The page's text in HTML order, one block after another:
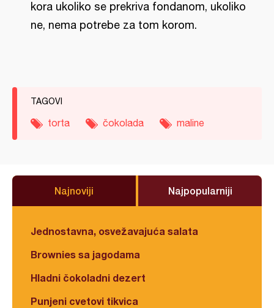
kora ukoliko se prekriva fondanom, ukoliko
ne, nema potrebe za tom korom.
TAGOVI
torta čokolada maline
Najnoviji Najpopularniji
Jednostavna, osvežavajuća salata
Brownies sa jagodama
Hladni čokoladni dezert
Punjeni cvetovi tikvica